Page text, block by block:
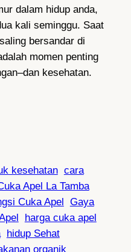
dalam hidup anda,
kali seminggu. Saat
bersandar di
momen penting
kesehatan.
kesehatan cara
Apel La Tamba
Cuka Apel
Gaya
harga cuka apel
hidup Sehat
organik